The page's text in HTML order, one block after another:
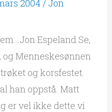
2004 / Jon
Espeland Se,
Menneskesønnen
og korsfestet.
han oppstå. Matt
er vel ikke dette vi